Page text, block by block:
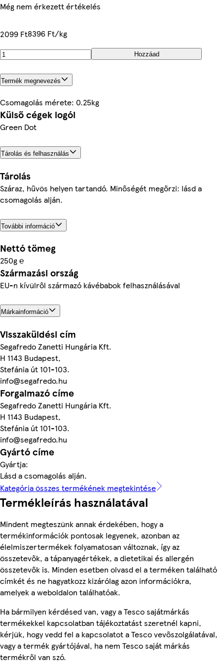
Még nem érkezett értékelés
2099 Ft8396 Ft/kg
Hozzáad
Termék megnevezés
Csomagolás mérete: 0.25kg
Külső cégek logói
Green Dot
Tárolás és felhasználás
Tárolás
Száraz, hűvös helyen tartandó. Minőségét megőrzi: lásd a
csomagolás alján.
További információ
Nettó tömeg
250g ℮
Származási ország
EU-n kívülről származó kávébabok felhasználásával
Márkainformáció
Visszaküldési cím
Segafredo Zanetti Hungária Kft.
H 1143 Budapest,
Stefánia út 101-103.
info@segafredo.hu
Forgalmazó címe
Segafredo Zanetti Hungária Kft.
H 1143 Budapest,
Stefánia út 101-103.
info@segafredo.hu
Gyártó címe
Gyártja:
Lásd a csomagolás alján.
Kategória összes termékének megtekintése
Termékleírás használatával
Mindent megteszünk annak érdekében, hogy a
termékinformációk pontosak legyenek, azonban az
élelmiszertermékek folyamatosan változnak, így az
összetevők, a tápanyagértékek, a dietetikai és allergén
összetevők is. Minden esetben olvasd el a terméken található
címkét és ne hagyatkozz kizárólag azon információkra,
amelyek a weboldalon találhatóak.
Ha bármilyen kérdésed van, vagy a Tesco sajátmárkás
termékekkel kapcsolatban tájékoztatást szeretnél kapni,
kérjük, hogy vedd fel a kapcsolatot a Tesco vevőszolgálatával,
vagy a termék gyártójával, ha nem Tesco saját márkás
termékről van szó.